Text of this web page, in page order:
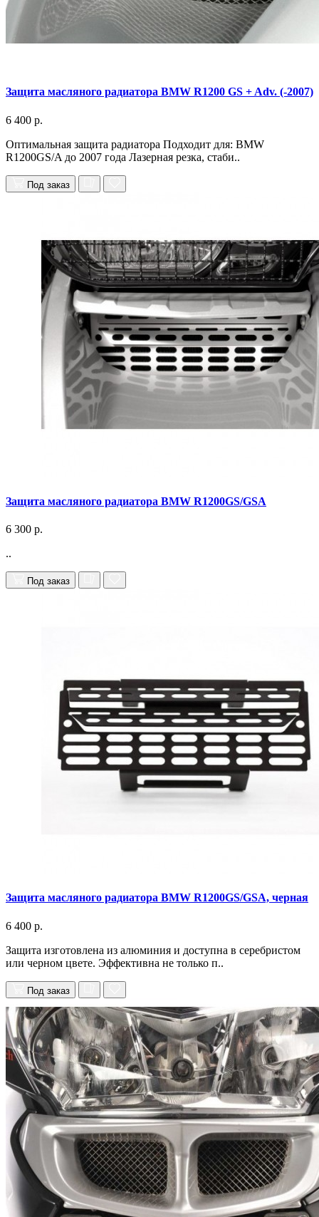
Защита масляного радиатора BMW R1200 GS + Adv. (-2007)
6 400 р.
Оптимальная защита радиатора Подходит для: BMW
R1200GS/A до 2007 года Лазерная резка, стаби..
Под заказ
Защита масляного радиатора BMW R1200GS/GSA
6 300 р.
..
Под заказ
Защита масляного радиатора BMW R1200GS/GSA, черная
6 400 р.
Защита изготовлена из алюминия и доступна в серебристом
или черном цвете. Эффективна не только п..
Под заказ